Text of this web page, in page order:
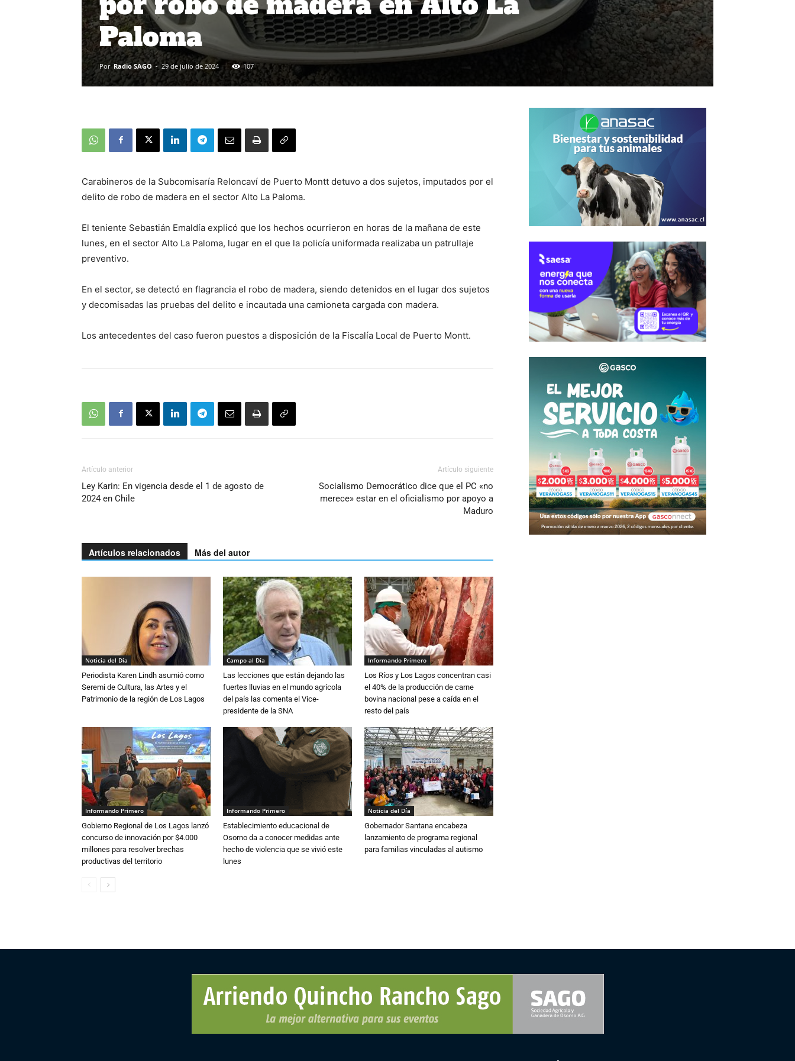
Paloma
Por Radio SAGO - 29 de julio de 2024 107
Carabineros de la Subcomisaría Reloncaví de Puerto Montt detuvo a dos sujetos, imputados por el
delito de robo de madera en el sector Alto La Paloma.
El teniente Sebastián Emaldía explicó que los hechos ocurrieron en horas de la mañana de este
lunes, en el sector Alto La Paloma, lugar en el que la policía uniformada realizaba un patrullaje
preventivo.
En el sector, se detectó en flagrancia el robo de madera, siendo detenidos en el lugar dos sujetos
y decomisadas las pruebas del delito e incautada una camioneta cargada con madera.
Los antecedentes del caso fueron puestos a disposición de la Fiscalía Local de Puerto Montt.
Artículo anterior
Ley Karin: En vigencia desde el 1 de agosto de
2024 en Chile
Artículo siguiente
Socialismo Democrático dice que el PC «no
merece» estar en el oficialismo por apoyo a
Maduro
Artículos relacionados Más del autor
Noticia del Día
Periodista Karen Lindh asumió como
Seremi de Cultura, las Artes y el
Patrimonio de la región de Los Lagos
Campo al Día
Las lecciones que están dejando las
fuertes lluvias en el mundo agrícola
del país las comenta el Vice-
presidente de la SNA
Informando Primero
Los Ríos y Los Lagos concentran casi
el 40% de la producción de carne
bovina nacional pese a caída en el
resto del país
Informando Primero
Gobierno Regional de Los Lagos lanzó
concurso de innovación por $4.000
millones para resolver brechas
productivas del territorio
Informando Primero
Establecimiento educacional de
Osorno da a conocer medidas ante
hecho de violencia que se vivió este
lunes
Noticia del Día
Gobernador Santana encabeza
lanzamiento de programa regional
para familias vinculadas al autismo